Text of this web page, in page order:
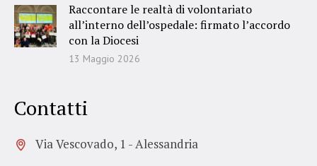
Raccontare le realtà di volontariato
all’interno dell’ospedale: firmato l’accordo
con la Diocesi
13 Maggio 2026
Contatti
Via Vescovado, 1 - Alessandria